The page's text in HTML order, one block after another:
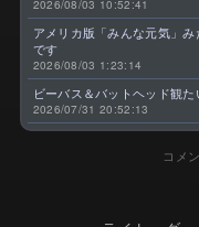
じのやつ！？よくわからん！
きればなくならないでほしい
成アニメを振り返らせてくれ
っ！！！！！！！
2026/08/03 10:52:41
アメリカ版「みんな元気」み
です
2026/08/03 1:23:14
ビーバス＆バットヘッド観た
2026/07/31 20:52:13
コメ